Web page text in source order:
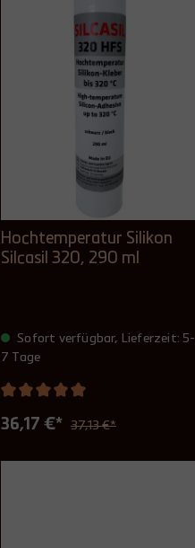
Hochtemperatur Silikon
Silcasil 320, 290 ml
Sofort verfügbar, Lieferzeit: 5-
7 Tage
36,17 €* 37,13 €*